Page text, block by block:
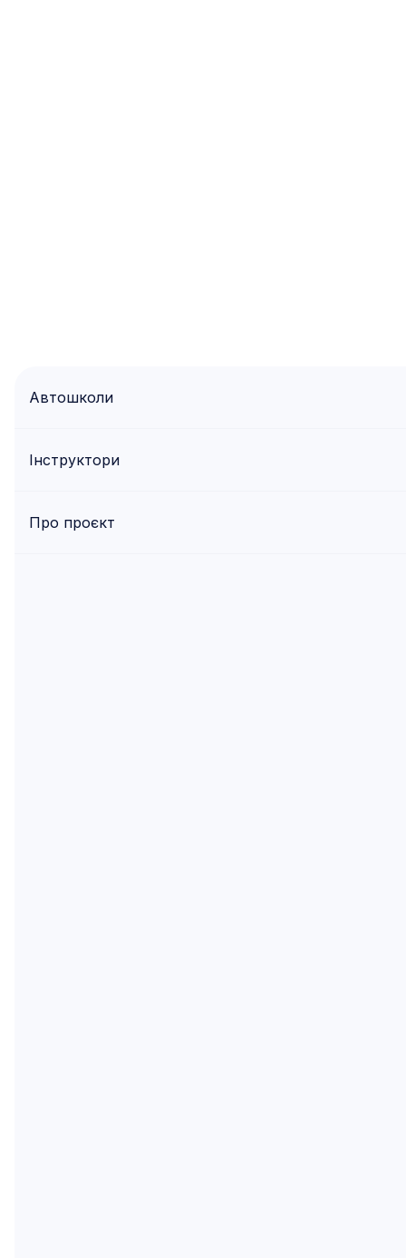
Автошколи
Інструктори
Про проєкт